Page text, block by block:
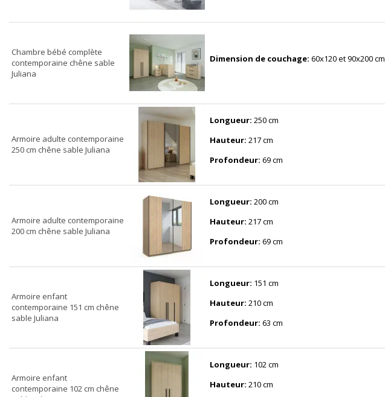
Chambre bébé complète
contemporaine chêne sable
Juliana
Dimension de couchage: 60x120 et 90x200 cm
Armoire adulte contemporaine
250 cm chêne sable Juliana
Longueur: 250 cm
Hauteur: 217 cm
Profondeur: 69 cm
Armoire adulte contemporaine
200 cm chêne sable Juliana
Longueur: 200 cm
Hauteur: 217 cm
Profondeur: 69 cm
Armoire enfant
contemporaine 151 cm chêne
sable Juliana
Longueur: 151 cm
Hauteur: 210 cm
Profondeur: 63 cm
Armoire enfant
contemporaine 102 cm chêne
Longueur: 102 cm
Hauteur: 210 cm